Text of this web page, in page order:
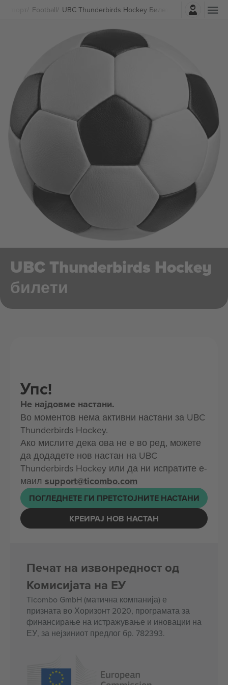
Football UBC Thunderbirds Hockey Билети
Најави се
UBC Thunderbirds Hockey
билети
Упс!
Не најдовме настани.
Во моментов нема активни настани за UBC
Thunderbirds Hockey.
Ако мислите дека ова не е во ред, можете
да додадете нов настан на UBC
Thunderbirds Hockey или да ни испратите е-
маил support@ticombo.com
ПОГЛЕДНЕТЕ ГИ ПРЕТСТОЈНИТЕ НАСТАНИ
КРЕИРАЈ НОВ НАСТАН
Печат на извонредност од
Комисијата на ЕУ
Ticombo GmbH (матична компанија) е
призната во Хоризонт 2020, програмата за
финансирање на истражување и иновации на
ЕУ, за нејзиниот предлог бр. 782393.